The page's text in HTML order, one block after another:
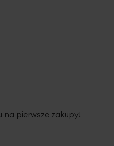
pierwsze zakupy!